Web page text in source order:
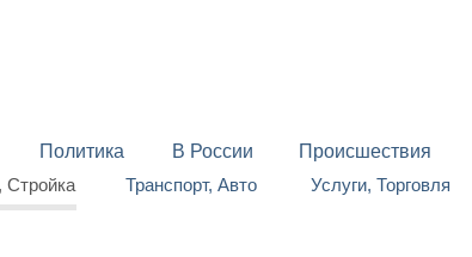
Политика В России Происшествия
Транспорт, Авто Услуги, Торговля